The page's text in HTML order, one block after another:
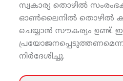
സ്വകാര്യ തൊഴില്‍
ഓണ്‍ലൈനില്‍ തൊഴില്‍
ചെയ്യാന്‍ സൗകര്യം ഉണ്ട്.
നിര്‍ദേശിച്ചു.